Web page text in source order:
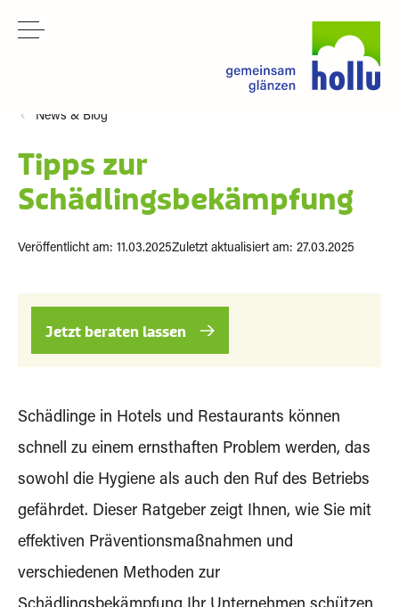
News & Blog
Tipps zur
Schädlingsbekämpfung
Veröffentlicht am: 11.03.2025Zuletzt aktualisiert am: 27.03.2025
Schädlinge in Hotels und Restaurants können
schnell zu einem ernsthaften Problem werden, das
sowohl die Hygiene als auch den Ruf des Betriebs
gefährdet. Dieser Ratgeber zeigt Ihnen, wie Sie mit
effektiven Präventionsmaßnahmen und
verschiedenen Methoden zur
Jetzt beraten lassen